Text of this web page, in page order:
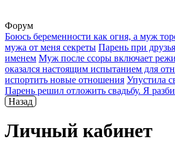
Форум
Боюсь беременности как огня, а муж
мужа от меня секреты Парень при
именем Муж после ссоры включает
оказался настоящим испытанием для
испортить новые отношения Упустила
Парень решил отложить свадьбу. Я
Назад
Личный кабинет